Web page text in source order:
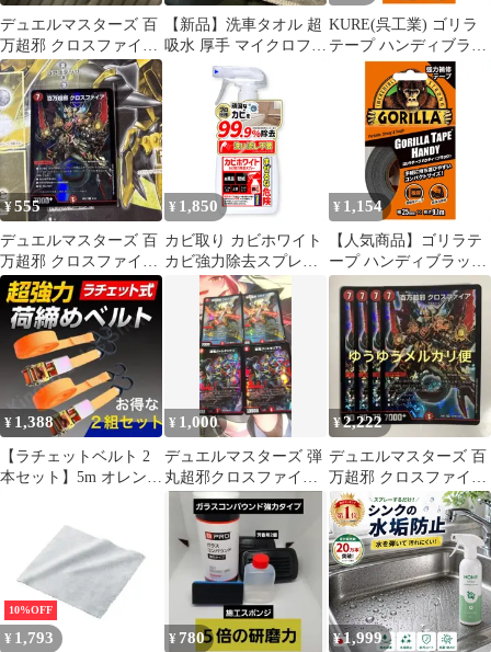
デュエルマスターズ 百
万超邪 クロスファイア
2枚セット
【新品】洗車タオル 超
吸水 厚手 マイクロファ
イバー メルセデスベン
KURE(呉工業) ゴリラ
テープ ハンディブラッ
ク 25mm×9.1m 強力補
修テープ 1784
¥555
デュエルマスターズ 百
万超邪 クロスファイア
1枚
¥ 1,850
カビ取り カビホワイト
カビ強力除去スプレー
カビ取り剤[お風呂・お
部屋の壁紙・土壁・タ
イル] (450ml)
¥ 1,154
【人気商品】ゴリラテ
ープ ハンディブラック
KURE(呉工業)
25mm×9.1m 強力補修テ
ープ 1784
¥ 1,388
【ラチェットベルト 2
本セット】5m オレンジ
¥ 1,000
デュエルマスターズ 弾
丸超邪クロスファイア
超竜ヴァルキリアス
¥ 2,222
デュエルマスターズ 百
万超邪 クロスファイア
4枚セット
10%OFF
¥ 1,793 ¥ 780 ¥1,999